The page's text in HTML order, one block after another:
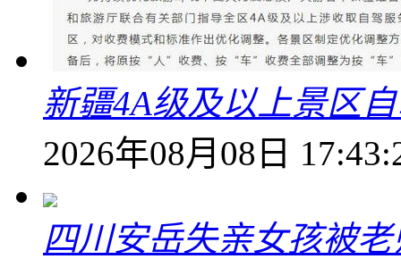
新疆4A级及以上景区
2026年08月08日
四川安岳失亲女孩被